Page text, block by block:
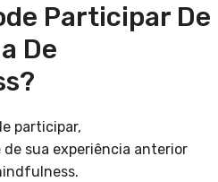
Participar De
De
participar,
sua experiência anterior